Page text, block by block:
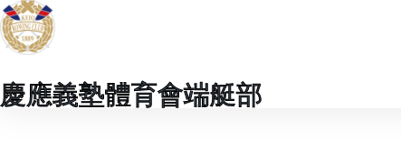
慶應義塾體育會端艇部